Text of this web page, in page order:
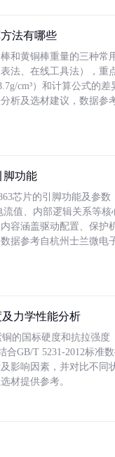
法有哪些
和黄铜棒重量的三种常
表法、在线工具法），重
cm³）和计算公式的差
析及选材建议，数据参
脚功能
芯片的引脚功能及参数
流值、内部逻辑关系等核
容涵盖驱动配置、保护
据参考自杭州士兰微电
力学性能分析
的国标硬度和抗拉强度
合GB/T 5231-2012标准
影响因素，并对比不同
材提供参考。